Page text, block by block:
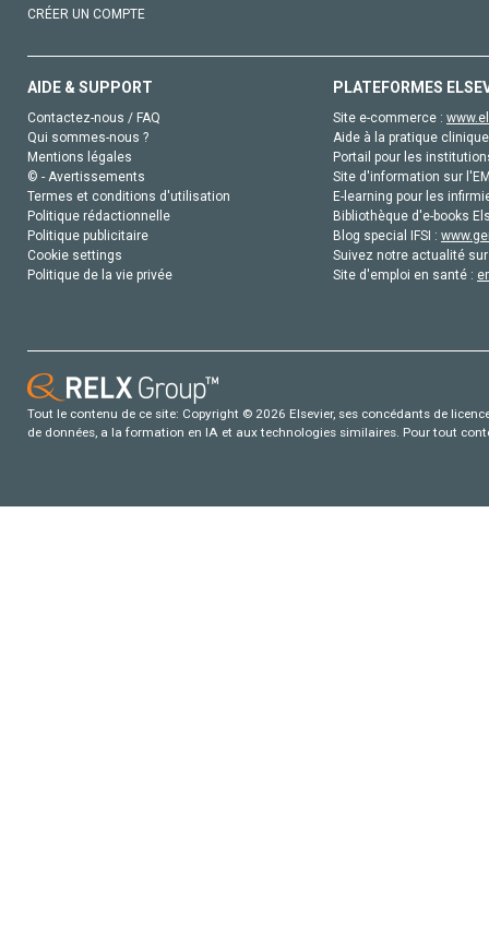
CRÉER UN COMPTE
AIDE & SUPPORT
Contactez-nous / FAQ
Qui sommes-nous ?
Mentions légales
© - Avertissements
Termes et conditions d'utilisation
Politique rédactionnelle
Politique publicitaire
Cookie settings
Politique de la vie privée
PLATEFORMES
Site e-commerce :
Aide à la pratique
Portail pour les
Site d'information sur
E-learning pour les
Bibliothèque d'e-books
Blog special IFSI :
Suivez notre actualité
Site d'emploi en santé :
Tout le contenu de ce site: Copyright © 2026 Elsevier, ses concédants de
de données, a la formation en IA et aux technologies similaires. Pour tout